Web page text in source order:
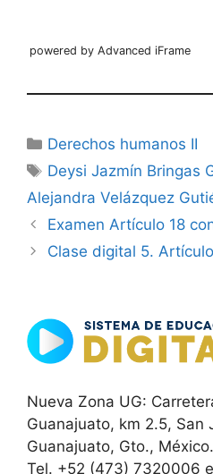
powered by Advanced iFrame
Categorías
Derechos humanos II
Etiquetas
Deysi Jazmín Bringas
Alejandra Velázquez
Examen Artículo 18
Clase digital 5.
Nueva Zona UG:
Guanajuato, km 2.5, San
Guanajuato, Gto., México.
Tel. +52 (473) 7320006